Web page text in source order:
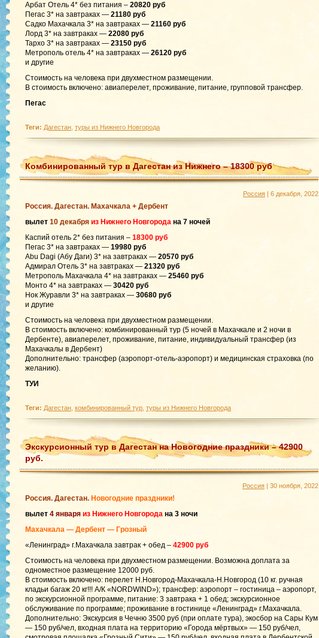
Арбат Отель 4* без питания – 20820 руб
Пегас 3* на завтраках — 21180 руб
Садко Махачкала 3* на завтраках — 21160 руб
Лорд 3* на завтраках — 22080 руб
Тархо 3* на завтраках — 23150 руб
Метрополь отель 4* на завтраках — 26120 руб
и другие
Стоимость на человека при двухместном размещении.
В стоимость включено: авиаперелет, проживание, питание, групповой трансфер.
Пегас
Теги: Дагестан туры из Нижнего Новгорода
Комбинированный тур в Дагестан из Нижнего – 18300 руб
Россия | 6 декабря, 2022
Россия. Дагестан. Махачкала + Дербент
вылет 10 декабря из Нижнего Новгорода на 7 ночей
Каспий отель 2* без питания – 18300 руб
Пегас 3* на завтраках — 19980 руб
Abu Dagi (Абу Даги) 3* на завтраках — 20570 руб
Адмирал Отель 3* на завтраках — 21320 руб
Метрополь Махачкала 4* на завтраках — 25460 руб
Монто 4* на завтраках — 30420 руб
Нок Журавли 3* на завтраках — 30680 руб
и другие
Стоимость на человека при двухместном размещении.
В стоимость включено: комбинированный тур (5 ночей в Махачкале и 2 ночи в
Дербенте), авиаперелет, проживание, питание, индивидуальный трансфер (из
Махачкалы в Дербент)
Дополнительно: трансфер (аэропорт-отель-аэропорт) и медицинская страховка (по
желанию).
ТУИ
Теги: Дагестан комбинированный тур туры из Нижнего Новгорода
Экскурсионный тур в Дагестан на Новогодние праздники – 42900
руб.
Россия | 30 ноября, 2022
Россия. Дагестан. Новогодние праздники!
вылет 4 января из Нижнего Новгорода на 3 ночи
Махачкала — Дербент — Грозный
«Ленинград» г.Махачкала завтрак + обед – 42900 руб
Стоимость на человека при двухместном размещении. Возможна доплата за
одноместное размещение 12000 руб.
В стоимость включено: перелет Н.Новгород-Махачкала-Н.Новгород (10 кг. ручная
кладьи багаж 20 кг!!! А/К «NORDWIND»); трансфер: аэропорт – гостиница – аэропорт,
по экскурсионной программе, питание: 3 завтрака + 1 обед; экскурсионное
обслуживание по программе; проживание в гостинице «Ленинград» г.Махачкала.
Дополнительно: Экскурсия в Чечню 3500 руб (при оплате тура), экосбор на Сары Кум
— 150 руб/чел, входная плата на территорию «Города мёртвых» — 150 руб/чел,